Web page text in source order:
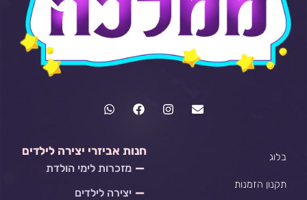
E
n
I
n
F
a
b
o
W
h
s
p
בלוג
תקנון הזמנות
חנות אביזרי יצירה לילדים
מזכרות לימי הולדת
יצירה לילדים